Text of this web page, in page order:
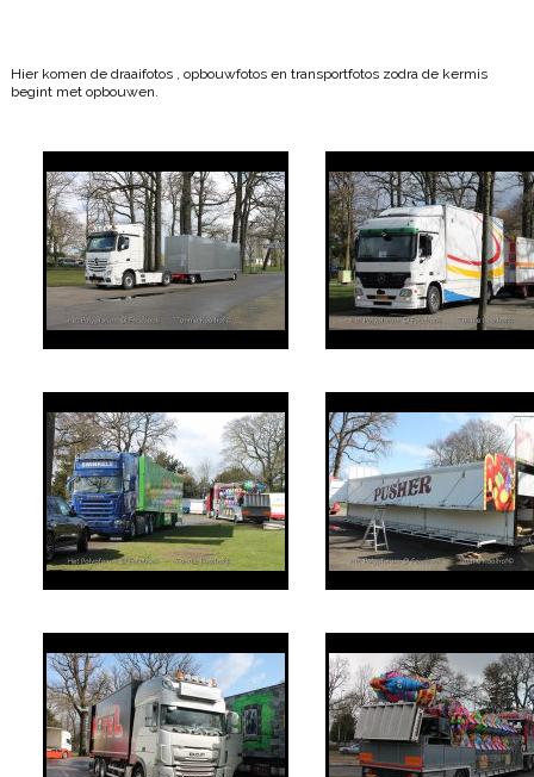
Hier komen de draaifotos , opbouwfotos en transportfotos zodra de kermis
begint met opbouwen.